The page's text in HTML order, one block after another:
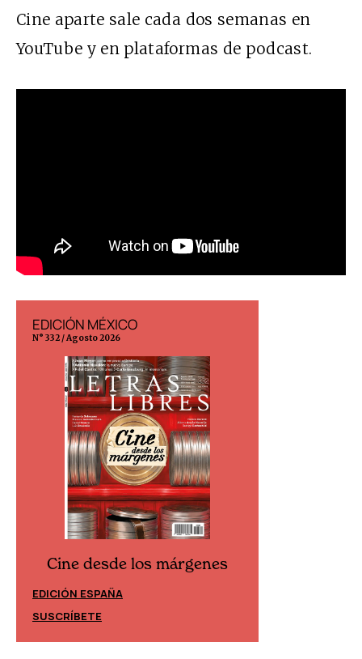
Cine aparte sale cada dos semanas en
YouTube y en plataformas de podcast.
EDICIÓN MÉXICO
N° 332 / Agosto 2026
Cine desde los márgenes
EDICIÓN ESPAÑA
SUSCRÍBETE